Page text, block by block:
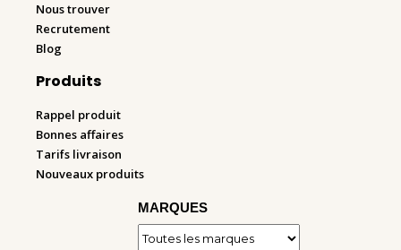
Nous trouver
Recrutement
Blog
Produits
Rappel produit
Bonnes affaires
Tarifs livraison
Nouveaux produits
MARQUES